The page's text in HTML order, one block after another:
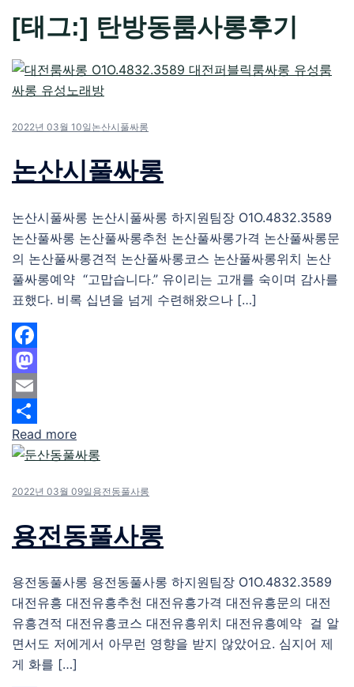
[태그:] 탄방동룸사롱후기
2022년 03월 10일 논산시풀싸롱
논산시풀싸롱
논산시풀싸롱 논산시풀싸롱 하지원팀장 O1O.4832.3589
논산풀싸롱 논산풀싸롱추천 논산풀싸롱가격 논산풀싸롱문
의 논산풀싸롱견적 논산풀싸롱코스 논산풀싸롱위치 논산
풀싸롱예약 “고맙습니다.” 유이리는 고개를 숙이며 감사를
표했다. 비록 십년을 넘게 수련해왔으나 […]
Facebook
Mastodon
Email
Share
Read more
2022년 03월 09일 용전동풀사롱
용전동풀사롱
용전동풀사롱 용전동풀사롱 하지원팀장 O1O.4832.3589
대전유흥 대전유흥추천 대전유흥가격 대전유흥문의 대전
유흥견적 대전유흥코스 대전유흥위치 대전유흥예약 걸 알
면서도 저에게서 아무런 영향을 받지 않았어요. 심지어 제
게 화를 […]